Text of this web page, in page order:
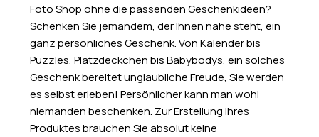
Foto Shop ohne die passenden Geschenkideen?
Schenken Sie jemandem, der Ihnen nahe steht, ein
ganz persönliches Geschenk. Von Kalender bis
Puzzles, Platzdeckchen bis Babybodys, ein solches
Geschenk bereitet unglaubliche Freude, Sie werden
es selbst erleben! Persönlicher kann man wohl
niemanden beschenken. Zur Erstellung Ihres
Produktes brauchen Sie absolut keine